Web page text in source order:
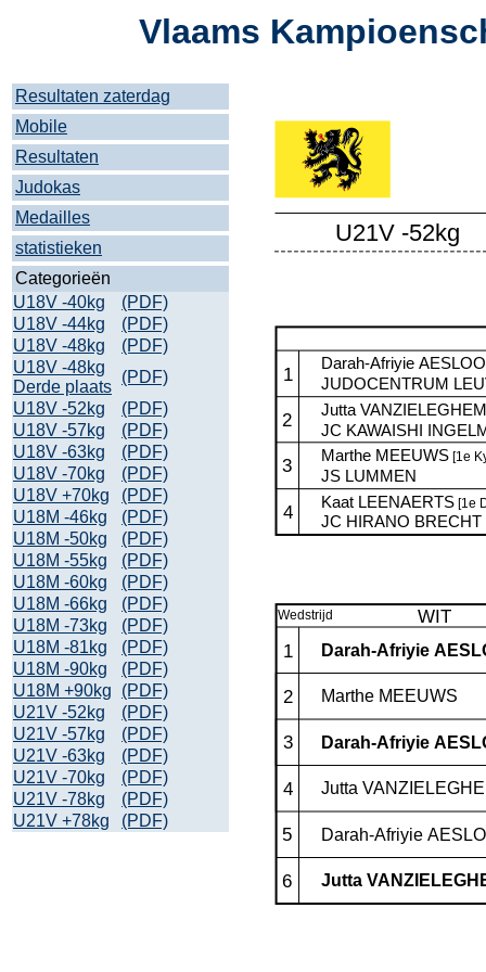
Vlaams
Resultaten zaterdag
Mobile
Resultaten
Judokas
Medailles
statistieken
Categorieën
U18V -40kg
(PDF)
U18V -44kg
(PDF)
U18V -48kg
(PDF)
U18V -48kg
Derde plaats
(PDF)
U18V -52kg
(PDF)
U18V -57kg
(PDF)
U18V -63kg
(PDF)
U18V -70kg
(PDF)
U18V +70kg
(PDF)
U18M -46kg
(PDF)
U18M -50kg
(PDF)
U18M -55kg
(PDF)
U18M -60kg
(PDF)
U18M -66kg
(PDF)
U18M -73kg
(PDF)
U18M -81kg
(PDF)
U18M -90kg
(PDF)
U18M +90kg
(PDF)
U21V -52kg
(PDF)
U21V -57kg
(PDF)
U21V -63kg
(PDF)
U21V -70kg
(PDF)
U21V -78kg
(PDF)
U21V +78kg
(PDF)